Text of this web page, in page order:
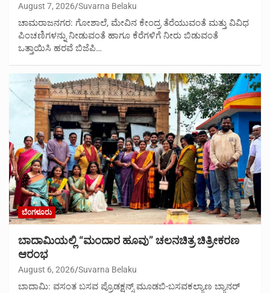
August 7, 2026 Suvarna Belaku
ಚಾಮರಾಜನಗರ: ಗೋಶಾಲೆ, ಮೇವಿನ ಕೇಂದ್ರ ತೆರೆಯುವಂತೆ ಮತ್ತು ವಿವಿಧ
ಪಿಂಚಣಿಗಳನ್ನು ನೀಡುವಂತೆ ಹಾಗೂ ಕೆರೆಗಳಿಗೆ ನೀರು ಬಿಡುವಂತೆ
ಒತ್ತಾಯಿಸಿ ಹರವೆ ಬಿಜೆಪಿ…
ಬೆಂಗಳೂರು
ಬಾದಾಮಿಯಲ್ಲಿ “ಮಂದಾರ ಹೂವು” ಚಲನಚಿತ್ರ ಚಿತ್ರೀಕರಣ
ಆರಂಭ
August 6, 2026 Suvarna Belaku
ಬಾದಾಮಿ: ವಸಂತ ಬಸವ ಪ್ರೊಡಕ್ಷನ್ಸ್ ಮೂಡಬಿ-ಬಸವಕಲ್ಯಾಣ ಬ್ಯಾನರ್